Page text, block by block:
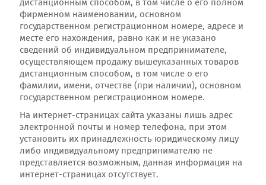
дистанционным способом, в том числе о его полном
фирменном наименовании, основном
государственном регистрационном номере, адресе и
месте его нахождения, равно как и не указано
сведений об индивидуальном предпринимателе,
осуществляющем продажу вышеуказанных товаров
дистанционным способом, в том числе о его
фамилии, имени, отчестве (при наличии), основном
государственном регистрационном номере.
На интернет-страницах сайта указаны лишь адрес
электронной почты и номер телефона, при этом
установить их принадлежность юридическому лицу
либо индивидуальному предпринимателю не
представляется возможным, данная информация на
интернет-страницах отсутствует.